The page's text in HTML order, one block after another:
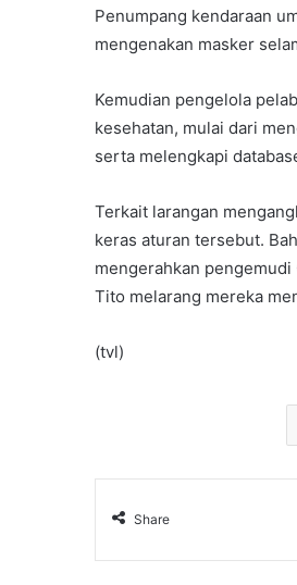
Penumpang kendaraan
mengenakan masker
Kemudian pengelola
kesehatan, mulai dari
serta melengkapi
Terkait larangan
keras aturan tersebut.
mengerahkan
Tito melarang mereka
(tvl)
Share